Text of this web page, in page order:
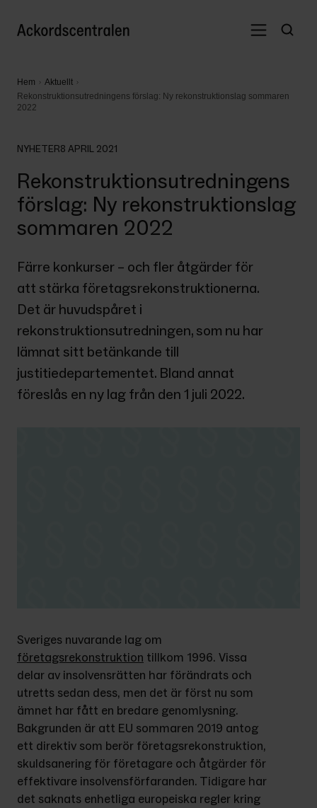
Hem
Aktuellt
Rekonstruktionsutredningens förslag: Ny rekonstruktionslag sommaren
2022
NYHETER8 APRIL 2021
Rekonstruktionsutredningens
förslag: Ny rekonstruktionslag
sommaren 2022
Färre konkurser – och fler åtgärder för
att stärka företagsrekonstruktionerna.
Det är huvudspåret i
rekonstruktionsutredningen, som nu har
lämnat sitt betänkande till
justitiedepartementet. Bland annat
föreslås en ny lag från den 1 juli 2022.
företagsrekonstruktion tillkom 1996. Vissa
delar av insolvensrätten har förändrats och
utretts sedan dess, men det är först nu som
ämnet har fått en bredare genomlysning.
Bakgrunden är att EU sommaren 2019 antog
ett direktiv som berör företagsrekonstruktion,
skuldsanering för företagare och åtgärder för
effektivare insolvensförfaranden. Tidigare har
det saknats enhetliga europeiska regler kring